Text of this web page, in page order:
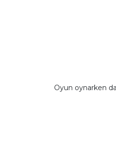
Oyun oynarken